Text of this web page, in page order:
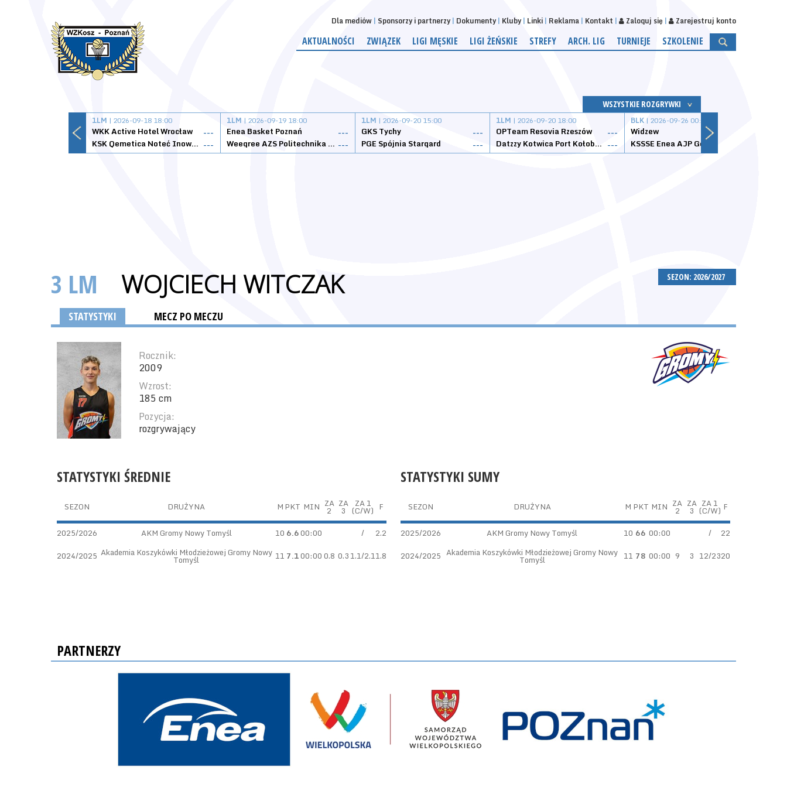
Dla mediów Sponsorzy i partnerzy Dokumenty Kluby Linki Reklama Kontakt Zaloguj się Zarejestruj konto
AKTUALNOŚCI ZWIĄZEK LIGI MĘSKIE LIGI ŻEŃSKIE STREFY ARCH. LIG TURNIEJE SZKOLENIE
WSZYSTKIE ROZGRYWKI
1LM | 2026-09-18 18:00
WKK Active Hotel Wrocław
---
KSK Qemetica Noteć Inowrocław ---
1LM | 2026-09-19 18:00
Enea Basket Poznań
---
Weegree AZS Politechnika Opolska ---
1LM | 2026-09-20 15:00
GKS Tychy
---
PGE Spójnia Stargard
---
1LM | 2026-09-20 18:00
OPTeam Resovia Rzeszów
---
Datzzy Kotwica Port Kołobrzeg ---
BLK | 2026-09-26 00:00
Widzew
SEZON: 2026/2027
3 LM WOJCIECH WITCZAK
STATYSTYKI MECZ PO MECZU
Rocznik:
2009
Wzrost:
185 cm
Pozycja:
rozgrywający
STATYSTYKI SUMY
SEZON DRUŻYNA M PKT MIN ZA
2
ZA
3
ZA 1
(C/W) F
2025/2026 AKM Gromy Nowy Tomyśl 10 66 00:00 /
22
2024/2025 Akademia Koszykówki Młodzieżowej Gromy Nowy
Tomyśl 11 78 00:00 9 3 12/2320
STATYSTYKI ŚREDNIE
SEZON DRUŻYNA MPKT MIN ZA
2
ZA
3
ZA 1
(C/W) F
2025/2026 AKM Gromy Nowy Tomyśl 10 6.600:00 /
2.2
2024/2025 Akademia Koszykówki Młodzieżowej Gromy Nowy
Tomyśl 11 7.100:000.8 0.31.1/2.11.8
PARTNERZY